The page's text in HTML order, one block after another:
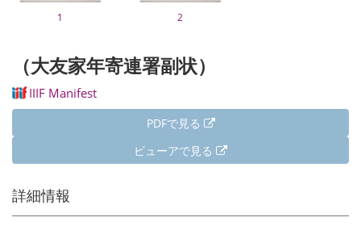
1 2
（大友家年寄連署副状）
IIIF Manifest
PDFで見る
ビューアで見る
詳細情報